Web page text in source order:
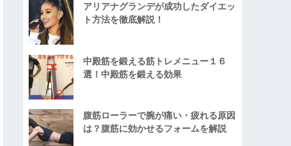
アリアナグランデが成功したダイエッ
ト方法を徹底解説！
中殿筋を鍛える筋トレメニュー１６
選！中殿筋を鍛える効果
腹筋ローラーで腕が痛い・疲れる原因
は？腹筋に効かせるフォームを解説